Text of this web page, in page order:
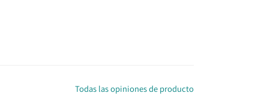
Todas las opiniones de producto